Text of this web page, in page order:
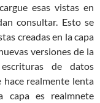
esas vistas en
consultar. Esto se
creadas en la capa
versiones de la
de datos
hace realmente lenta
capa es realmnete